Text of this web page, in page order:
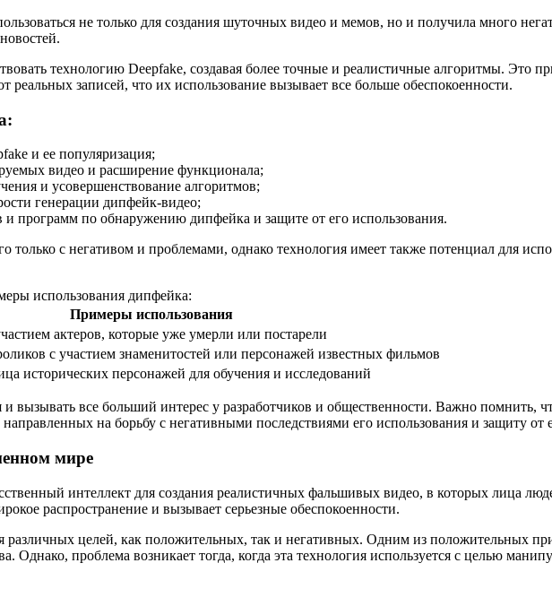
не только для создания шуточных видео и мемов, но и получила много
технологию Deepfake, создавая более точные и реалистичные алгоритмы. Это
записей, что их использование вызывает все больше обеспокоенности.
и ее популяризация;
видео и расширение функционала;
и усовершенствование алгоритмов;
генерации дипфейк-видео;
программ по обнаружению дипфейка и защите от его использования.
с негативом и проблемами, однако технология имеет также потенциал для
использования дипфейка:
Примеры использования
актеров, которые уже умерли или постарели
с участием знаменитостей или персонажей известных фильмов
исторических персонажей для обучения и исследований
и вызывать все больший интерес у разработчиков и общественности. Важно помнить,
на борьбу с негативными последствиями его использования и защиту от
мире
интеллект для создания реалистичных фальшивых видео, в которых лица
распространение и вызывает серьезные обеспокоенности.
различных целей, как положительных, так и негативных. Одним из положительных
Однако, проблема возникает тогда, когда эта технология используется с целью